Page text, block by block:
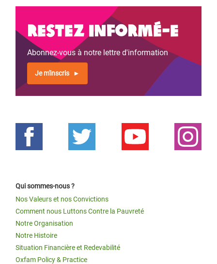
Restez informé-e
Abonnez-vous à notre lettre d'information
Je m'inscris
Qui sommes-nous ?
Nos Valeurs et nos Convictions
Comment nous Luttons Contre la Pauvreté
Notre Organisation
Notre Histoire
Situation Financière et Redevabilité
Oxfam Policy & Practice